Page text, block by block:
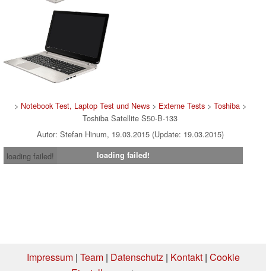
> Notebook Test, Laptop Test und News> Externe Tests> Toshiba>
Toshiba Satellite S50-B-133
Autor: Stefan Hinum, 19.03.2015 (Update: 19.03.2015)
loading failed!
loading failed!
Impressum| Team| Datenschutz| Kontakt| Cookie